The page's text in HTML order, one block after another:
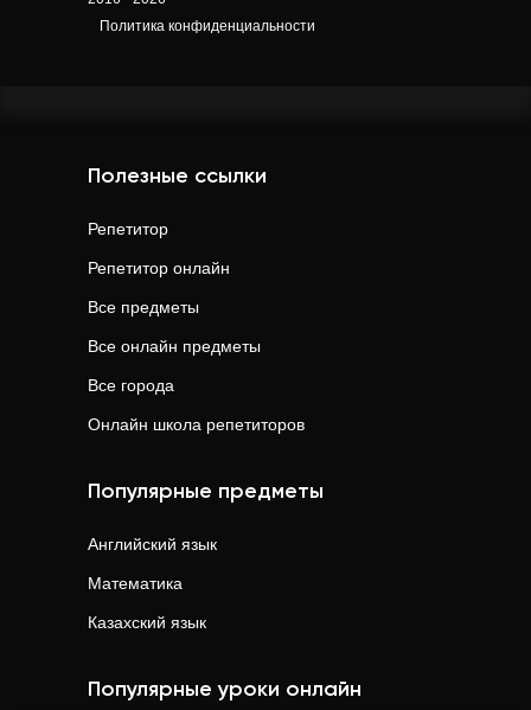
Политика конфиденциальности
Полезные ссылки
Репетитор
Репетитор онлайн
Все предметы
Все онлайн предметы
Все города
Онлайн школа репетиторов
Популярные предметы
Английский язык
Математика
Казахский язык
Популярные уроки онлайн